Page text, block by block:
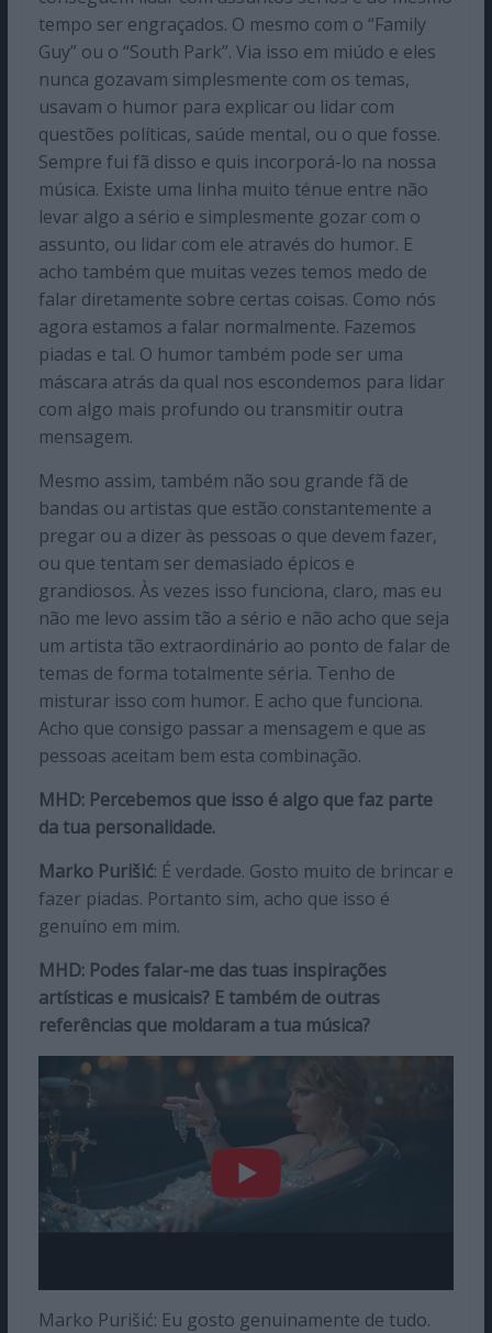
tempo ser engraçados. O mesmo com o “Family
Guy” ou o “South Park”. Via isso em miúdo e eles
nunca gozavam simplesmente com os temas,
usavam o humor para explicar ou lidar com
questões políticas, saúde mental, ou o que fosse.
Sempre fui fã disso e quis incorporá-lo na nossa
música. Existe uma linha muito ténue entre não
levar algo a sério e simplesmente gozar com o
assunto, ou lidar com ele através do humor. E
acho também que muitas vezes temos medo de
falar diretamente sobre certas coisas. Como nós
agora estamos a falar normalmente. Fazemos
piadas e tal. O humor também pode ser uma
máscara atrás da qual nos escondemos para lidar
com algo mais profundo ou transmitir outra
mensagem.
Mesmo assim, também não sou grande fã de
bandas ou artistas que estão constantemente a
pregar ou a dizer às pessoas o que devem fazer,
ou que tentam ser demasiado épicos e
grandiosos. Às vezes isso funciona, claro, mas eu
não me levo assim tão a sério e não acho que seja
um artista tão extraordinário ao ponto de falar de
temas de forma totalmente séria. Tenho de
misturar isso com humor. E acho que funciona.
Acho que consigo passar a mensagem e que as
pessoas aceitam bem esta combinação.
MHD: Percebemos que isso é algo que faz parte
da tua personalidade.
Marko Purišić: É verdade. Gosto muito de brincar e
fazer piadas. Portanto sim, acho que isso é
genuíno em mim.
MHD: Podes falar-me das tuas inspirações
artísticas e musicais? E também de outras
referências que moldaram a tua música?
Marko Purišić: Eu gosto genuinamente de tudo.